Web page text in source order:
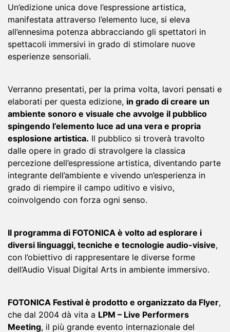
Un’edizione unica dove l’espressione artistica,
manifestata attraverso l’elemento luce, si eleva
all’ennesima potenza abbracciando gli spettatori in
spettacoli immersivi in grado di stimolare nuove
esperienze sensoriali.
Verranno presentati, per la prima volta, lavori pensati e
elaborati per questa edizione, in grado di creare un
ambiente sonoro e visuale che avvolge il pubblico
spingendo l’elemento luce ad una vera e propria
esplosione artistica. Il pubblico si troverà travolto
dalle opere in grado di stravolgere la classica
percezione dell’espressione artistica, diventando parte
integrante dell’ambiente e vivendo un’esperienza in
grado di riempire il campo uditivo e visivo,
coinvolgendo con forza ogni senso.
Il programma di FOTONICA è volto ad esplorare i
diversi linguaggi, tecniche e tecnologie audio-visive,
con l’obiettivo di rappresentare le diverse forme
dell’Audio Visual Digital Arts in ambiente immersivo.
FOTONICA Festival è prodotto e organizzato da Flyer,
che dal 2004 dà vita a LPM – Live Performers
Meeting, il più grande evento internazionale del